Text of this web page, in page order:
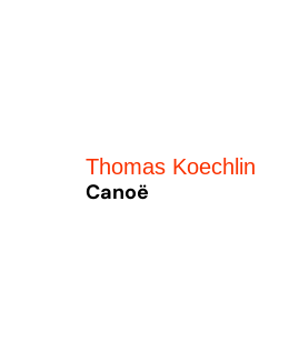
Thomas Koechlin
Canoë